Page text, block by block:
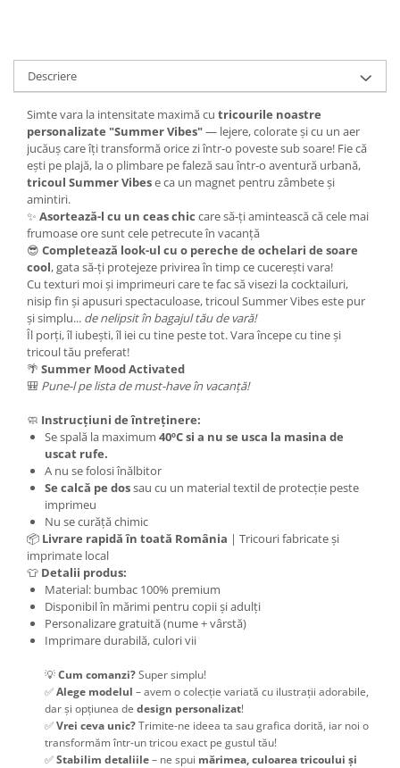
Descriere
Simte vara la intensitate maximă cu tricourile noastre
personalizate "Summer Vibes"— lejere, colorate și cu un aer
jucăuș care îți transformă orice zi într-o poveste sub soare! Fie că
ești pe plajă, la o plimbare pe faleză sau într-o aventură urbană,
tricoul Summer Vibese ca un magnet pentru zâmbete și
amintiri.
✨ Asortează-l cu un ceas chic care să-ți amintească că cele mai
frumoase ore sunt cele petrecute în vacanță
😎 Completează look-ul cu o pereche de ochelari de soare
cool, gata să-ți protejeze privirea în timp ce cucerești vara!
Cu texturi moi și imprimeuri care te fac să visezi la cocktailuri,
nisip fin și apusuri spectaculoase, tricoul Summer Vibes este pur
și simplu... de nelipsit în bagajul tău de vară!
Îl porți, îl iubești, îl iei cu tine peste tot. Vara începe cu tine și
tricoul tău preferat!
🌴 Summer Mood Activated
🎒 Pune-l pe lista de must-have în vacanță!
🧼 Instrucțiuni de întreținere:
Se spală la maximum 40ºC si a nu se usca la masina de
uscat rufe.
A nu se folosi înălbitor
Se calcă pe dossau cu un material textil de protecție peste
imprimeu
Nu se curăță chimic
📦 Livrare rapidă în toată România | Tricouri fabricate și
imprimate local
👕 Detalii produs:
Material: bumbac 100% premium
Disponibil în mărimi pentru copii și adulți
Personalizare gratuită (nume + vârstă)
Imprimare durabilă, culori vii
💡Cum comanzi?Super simplu!
✅Alege modelul – avem o colecție variată cu ilustrații adorabile,
dar și opțiunea de design personalizat!
✅Vrei ceva unic?Trimite-ne ideea ta sau grafica dorită, iar noi o
transformăm într-un tricou exact pe gustul tău!
✅Stabilim detaliile– ne spui mărimea, culoarea tricoului și